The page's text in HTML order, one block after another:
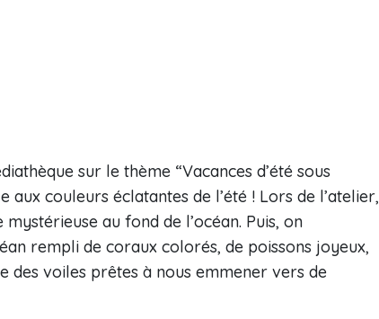
sur le thème “Vacances d’été sous
aux couleurs éclatantes de l’été ! Lors de l’atelier,
au fond de l’océan. Puis, on
rempli de coraux colorés, de poissons joyeux,
des voiles prêtes à nous emmener vers de